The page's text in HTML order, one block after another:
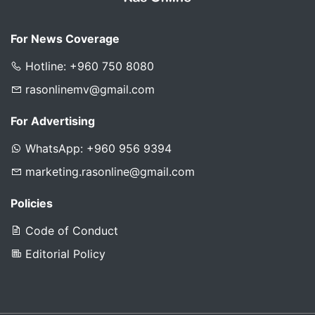
For News Coverage
Hotline: +960 750 8080
rasonlinemv@gmail.com
For Advertising
WhatsApp: +960 956 9394
marketing.rasonline@gmail.com
Policies
Code of Conduct
Editorial Policy